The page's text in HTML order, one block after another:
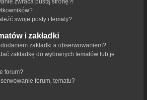
swoje posty i tematy?
i zakładki
zakładki a obserwowaniem?
zakładkę do wybranych tematów lub je
forum?
forum, tematu?